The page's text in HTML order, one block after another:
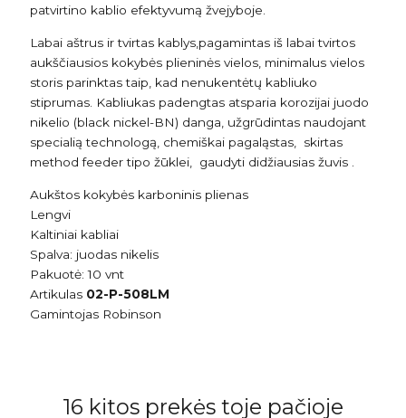
patvirtino kablio efektyvumą žvejyboje.
Labai aštrus ir tvirtas kablys,pagamintas iš labai tvirtos
aukščiausios kokybės plieninės vielos, minimalus vielos
storis parinktas taip, kad nenukentėtų kabliuko
stiprumas. Kabliukas padengtas atsparia korozijai juodo
nikelio (black nickel-BN) danga, užgrūdintas naudojant
specialią technologą, chemiškai pagaląstas, skirtas
method feeder tipo žūklei, gaudyti didžiausias žuvis .
Aukštos kokybės karboninis plienas
Lengvi
Kaltiniai kabliai
Spalva: juodas nikelis
Pakuotė: 10 vnt
Artikulas 02-P-508LM
Gamintojas Robinson
16 kitos prekės toje pačioje